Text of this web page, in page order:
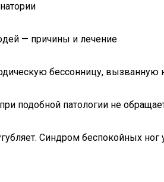
— причины и лечение
бессонницу,
подобной патологии не
Синдром беспокойных